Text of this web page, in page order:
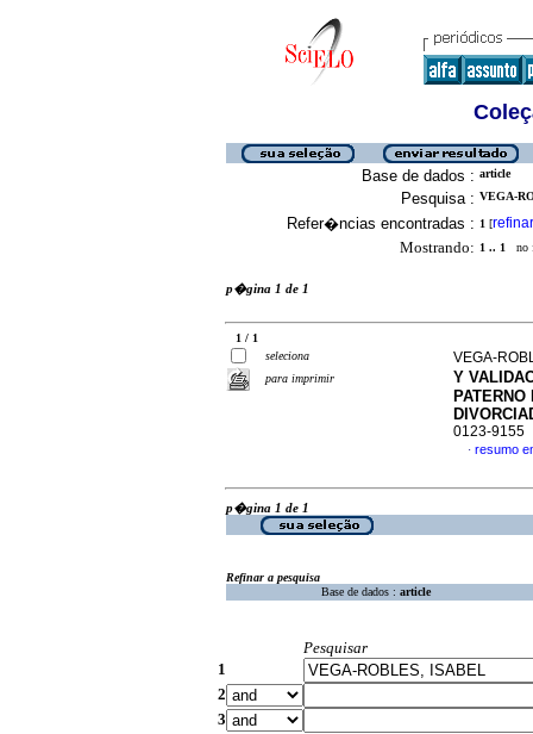
Base de dados : article
Pesquisa : VEGA-
Refer�ncias encontradas : 1 [refinar
Mostrando: 1 .. 1 no
p�gina 1 de 1
1 / 1
seleciona
para imprimir
VEGA-
Y
0123-9155
· resumo
p�gina 1 de 1
Refinar a pesquisa
Base de dados : article
Pesquisar
1
2
3